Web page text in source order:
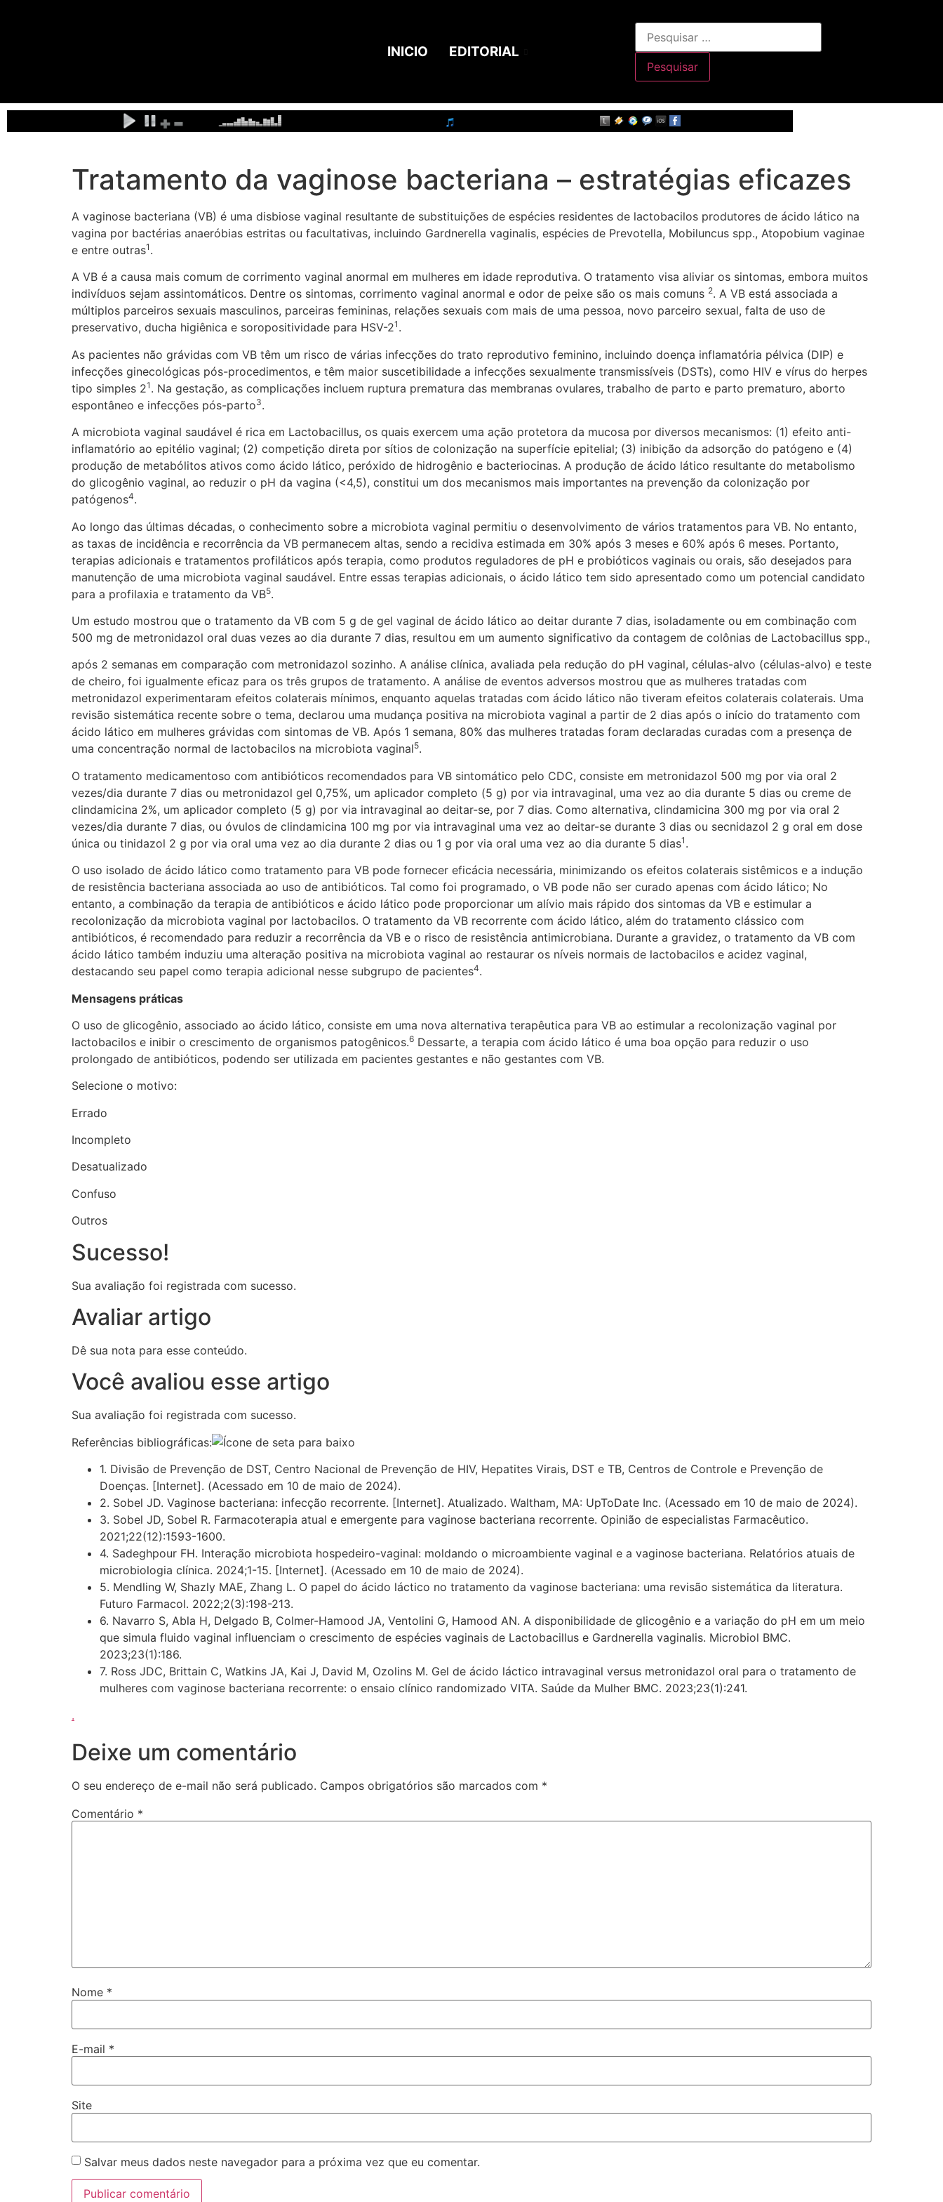
INICIO EDITORIAL
Tratamento da vaginose bacteriana – estratégias eficazes
A vaginose bacteriana (VB) é uma disbiose vaginal resultante de substituições de espécies residentes de lactobacilos produtores de ácido lático na
vagina por bactérias anaeróbias estritas ou facultativas, incluindo Gardnerella vaginalis, espécies de Prevotella, Mobiluncus spp., Atopobium vaginae
e entre outras1 .
A VB é a causa mais comum de corrimento vaginal anormal em mulheres em idade reprodutiva. O tratamento visa aliviar os sintomas, embora muitos
indivíduos sejam assintomáticos. Dentre os sintomas, corrimento vaginal anormal e odor de peixe são os mais comuns 2. A VB está associada a
múltiplos parceiros sexuais masculinos, parceiras femininas, relações sexuais com mais de uma pessoa, novo parceiro sexual, falta de uso de
preservativo, ducha higiênica e soropositividade para HSV-21 .
As pacientes não grávidas com VB têm um risco de várias infecções do trato reprodutivo feminino, incluindo doença inflamatória pélvica (DIP) e
infecções ginecológicas pós-procedimentos, e têm maior suscetibilidade a infecções sexualmente transmissíveis (DSTs), como HIV e vírus do herpes
tipo simples 21 . Na gestação, as complicações incluem ruptura prematura das membranas ovulares, trabalho de parto e parto prematuro, aborto
espontâneo e infecções pós-parto3.
A microbiota vaginal saudável é rica em Lactobacillus, os quais exercem uma ação protetora da mucosa por diversos mecanismos: (1) efeito anti-
inflamatório ao epitélio vaginal; (2) competição direta por sítios de colonização na superfície epitelial; (3) inibição da adsorção do patógeno e (4)
produção de metabólitos ativos como ácido lático, peróxido de hidrogênio e bacteriocinas. A produção de ácido lático resultante do metabolismo
do glicogênio vaginal, ao reduzir o pH da vagina (<4,5), constitui um dos mecanismos mais importantes na prevenção da colonização por
patógenos4.
Ao longo das últimas décadas, o conhecimento sobre a microbiota vaginal permitiu o desenvolvimento de vários tratamentos para VB. No entanto,
as taxas de incidência e recorrência da VB permanecem altas, sendo a recidiva estimada em 30% após 3 meses e 60% após 6 meses. Portanto,
terapias adicionais e tratamentos profiláticos após terapia, como produtos reguladores de pH e probióticos vaginais ou orais, são desejados para
manutenção de uma microbiota vaginal saudável. Entre essas terapias adicionais, o ácido lático tem sido apresentado como um potencial candidato
para a profilaxia e tratamento da VB5.
Um estudo mostrou que o tratamento da VB com 5 g de gel vaginal de ácido lático ao deitar durante 7 dias, isoladamente ou em combinação com
500 mg de metronidazol oral duas vezes ao dia durante 7 dias, resultou em um aumento significativo da contagem de colônias de Lactobacillus spp.,
após 2 semanas em comparação com metronidazol sozinho. A análise clínica, avaliada pela redução do pH vaginal, células-alvo (células-alvo) e teste
de cheiro, foi igualmente eficaz para os três grupos de tratamento. A análise de eventos adversos mostrou que as mulheres tratadas com
metronidazol experimentaram efeitos colaterais mínimos, enquanto aquelas tratadas com ácido lático não tiveram efeitos colaterais colaterais. Uma
revisão sistemática recente sobre o tema, declarou uma mudança positiva na microbiota vaginal a partir de 2 dias após o início do tratamento com
ácido lático em mulheres grávidas com sintomas de VB. Após 1 semana, 80% das mulheres tratadas foram declaradas curadas com a presença de
uma concentração normal de lactobacilos na microbiota vaginal5.
O tratamento medicamentoso com antibióticos recomendados para VB sintomático pelo CDC, consiste em metronidazol 500 mg por via oral 2
vezes/dia durante 7 dias ou metronidazol gel 0,75%, um aplicador completo (5 g) por via intravaginal, uma vez ao dia durante 5 dias ou creme de
clindamicina 2%, um aplicador completo (5 g) por via intravaginal ao deitar-se, por 7 dias. Como alternativa, clindamicina 300 mg por via oral 2
vezes/dia durante 7 dias, ou óvulos de clindamicina 100 mg por via intravaginal uma vez ao deitar-se durante 3 dias ou secnidazol 2 g oral em dose
única ou tinidazol 2 g por via oral uma vez ao dia durante 2 dias ou 1 g por via oral uma vez ao dia durante 5 dias1 .
O uso isolado de ácido lático como tratamento para VB pode fornecer eficácia necessária, minimizando os efeitos colaterais sistêmicos e a indução
de resistência bacteriana associada ao uso de antibióticos. Tal como foi programado, o VB pode não ser curado apenas com ácido lático; No
entanto, a combinação da terapia de antibióticos e ácido lático pode proporcionar um alívio mais rápido dos sintomas da VB e estimular a
recolonização da microbiota vaginal por lactobacilos. O tratamento da VB recorrente com ácido lático, além do tratamento clássico com
antibióticos, é recomendado para reduzir a recorrência da VB e o risco de resistência antimicrobiana. Durante a gravidez, o tratamento da VB com
ácido lático também induziu uma alteração positiva na microbiota vaginal ao restaurar os níveis normais de lactobacilos e acidez vaginal,
destacando seu papel como terapia adicional nesse subgrupo de pacientes4.
Mensagens práticas
O uso de glicogênio, associado ao ácido lático, consiste em uma nova alternativa terapêutica para VB ao estimular a recolonização vaginal por
lactobacilos e inibir o crescimento de organismos patogênicos.6 Dessarte, a terapia com ácido lático é uma boa opção para reduzir o uso
prolongado de antibióticos, podendo ser utilizada em pacientes gestantes e não gestantes com VB.
Selecione o motivo:
Errado
Incompleto
Desatualizado
Confuso
Outros
Sucesso!
Sua avaliação foi registrada com sucesso.
Avaliar artigo
Dê sua nota para esse conteúdo.
Você avaliou esse artigo
Sua avaliação foi registrada com sucesso.
Referências bibliográficas:
1. Divisão de Prevenção de DST, Centro Nacional de Prevenção de HIV, Hepatites Virais, DST e TB, Centros de Controle e Prevenção de
Doenças. [Internet]. (Acessado em 10 de maio de 2024).
2. Sobel JD. Vaginose bacteriana: infecção recorrente. [Internet]. Atualizado. Waltham, MA: UpToDate Inc. (Acessado em 10 de maio de 2024).
3. Sobel JD, Sobel R. Farmacoterapia atual e emergente para vaginose bacteriana recorrente. Opinião de especialistas Farmacêutico.
2021;22(12):1593-1600.
4. Sadeghpour FH. Interação microbiota hospedeiro-vaginal: moldando o microambiente vaginal e a vaginose bacteriana. Relatórios atuais de
microbiologia clínica. 2024;1-15. [Internet]. (Acessado em 10 de maio de 2024).
5. Mendling W, Shazly MAE, Zhang L. O papel do ácido láctico no tratamento da vaginose bacteriana: uma revisão sistemática da literatura.
Futuro Farmacol. 2022;2(3):198-213.
6. Navarro S, Abla H, Delgado B, Colmer-Hamood JA, Ventolini G, Hamood AN. A disponibilidade de glicogênio e a variação do pH em um meio
que simula fluido vaginal influenciam o crescimento de espécies vaginais de Lactobacillus e Gardnerella vaginalis. Microbiol BMC.
2023;23(1):186.
7. Ross JDC, Brittain C, Watkins JA, Kai J, David M, Ozolins M. Gel de ácido láctico intravaginal versus metronidazol oral para o tratamento de
mulheres com vaginose bacteriana recorrente: o ensaio clínico randomizado VITA. Saúde da Mulher BMC. 2023;23(1):241.
.
Deixe um comentário
O seu endereço de e-mail não será publicado. Campos obrigatórios são marcados com *
Comentário *
Nome *
E-mail *
Site
Salvar meus dados neste navegador para a próxima vez que eu comentar.